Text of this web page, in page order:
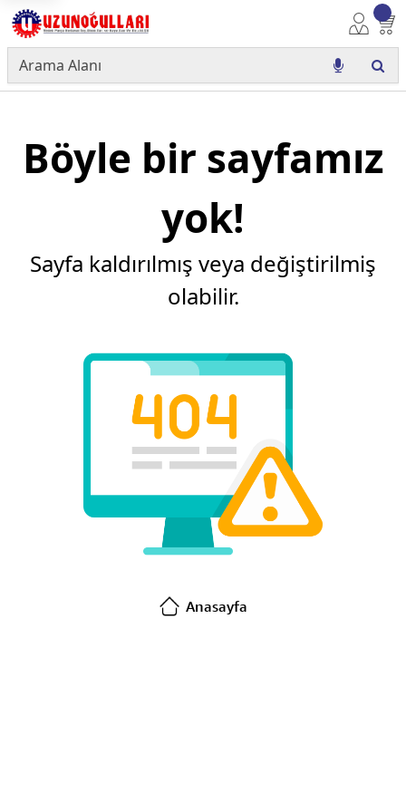
Böyle bir sayfamız
yok!
Sayfa kaldırılmış veya değiştirilmiş
olabilir.
Anasayfa